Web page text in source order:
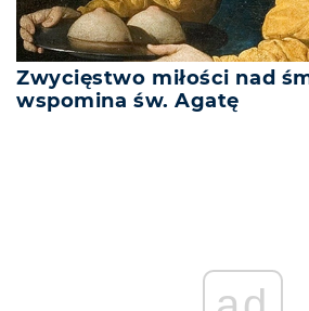
Zwycięstwo miłości nad
wspomina św. Agatę